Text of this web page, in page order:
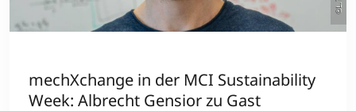
International studieren
An über 300 Partneruniversitäten
Studienberatung
Micro Degrees
Micro Credentials
mechXchange in der MCI Sustainability
Week: Albrecht Gensior zu Gast